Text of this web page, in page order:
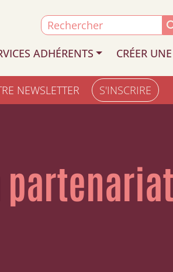
Search
for:
ADHÉRENTS CRÉER
NEWSLETTER S'INSCRIRE